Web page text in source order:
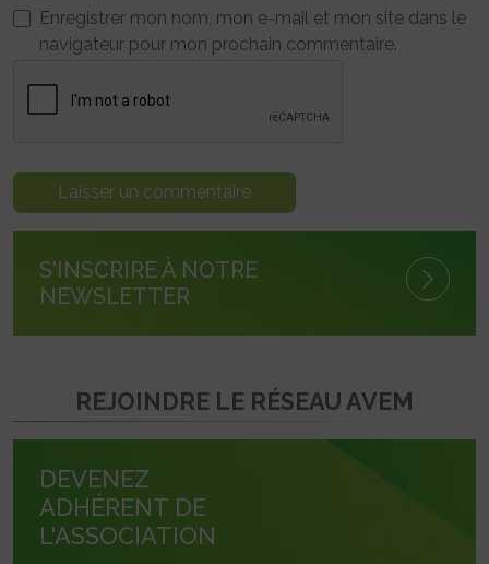
Enregistrer mon nom, mon e-mail et mon site dans le
navigateur pour mon prochain commentaire.
S'INSCRIRE À NOTRE
NEWSLETTER
REJOINDRE LE RÉSEAU AVEM
DEVENEZ
ADHÉRENT DE
L'ASSOCIATION